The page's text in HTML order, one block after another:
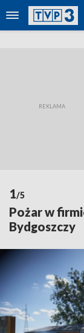
1/5
Pożar w
Bydgoszczy